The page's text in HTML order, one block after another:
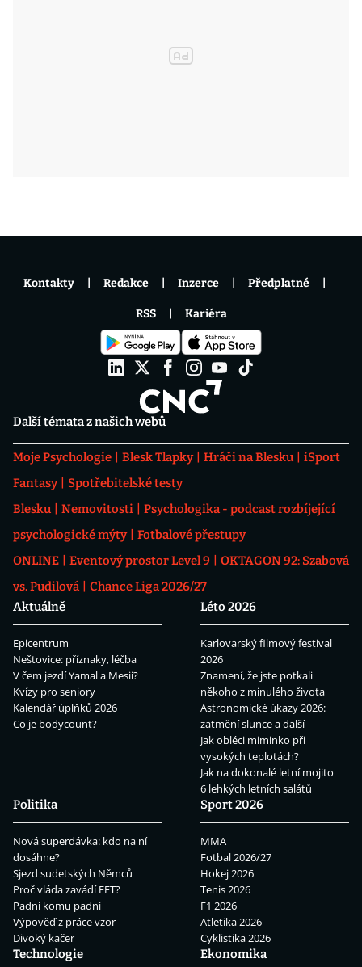
Další témata z našich webů
Moje Psychologie Blesk Tlapky Hráči na Blesku
iSport
Fantasy
Spotřebitelské testy
Blesku
Nemovitosti
Psychologika - podcast rozbíjející
psychologické mýty
Fotbalové přestupy
ONLINE
Eventový prostor Level 9
OKTAGON 92: Szabová
vs. Pudilová
Chance Liga 2026/27
Aktuálně
Epicentrum
Neštovice: příznaky, léčba
V čem jezdí Yamal a Mesii?
Kvízy pro seniory
Kalendář úplňků 2026
Co je bodycount?
Léto 2026
Karlovarský filmový festival
2026
Znamení, že jste potkali
někoho z minulého života
Astronomické úkazy 2026:
zatmění slunce a další
Jak obléci miminko při
vysokých teplotách?
Jak na dokonalé letní mojito
6 lehkých letních salátů
Politika
Nová superdávka: kdo na ní
dosáhne?
Sjezd sudetských Němců
Proč vláda zavádí EET?
Padni komu padni
Výpověď z práce vzor
Divoký kačer
Sport 2026
MMA
Fotbal 2026/27
Hokej 2026
Tenis 2026
F1 2026
Atletika 2026
Cyklistika 2026
Technologie
Ekonomika
Kontakty Redakce Inzerce Předplatné
RSS Kariéra